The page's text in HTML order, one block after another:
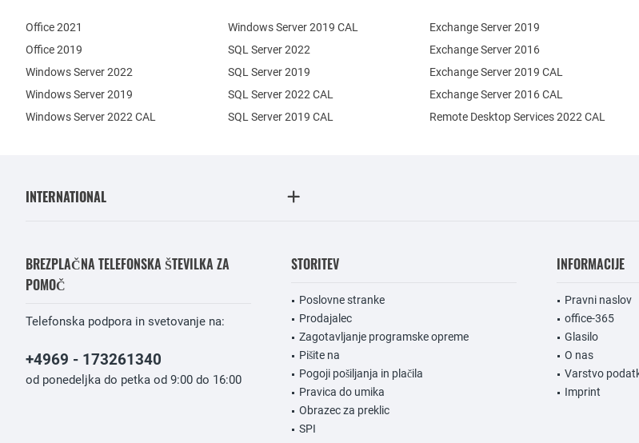
Office 2021
Office 2019
Windows Server 2022
Windows Server 2019
Exchange Server 2019
Exchange Server 2016
SQL Server 2022
SQL Server 2019
Windows Server 2022 CAL
Windows Server 2019 CAL
SQL Server 2022 CAL
SQL Server 2019 CAL
Remote Desktop Services 2022 CAL
Exchange Server 2019 CAL
Exchange Server 2016 CAL
INTERNATIONAL
BREZPLAČNA TELEFONSKA ŠTEVILKA ZA
POMOČ
Telefonska podpora in svetovanje na:
+4969 - 173261340
od ponedeljka do petka od 9:00 do 16:00
STORITEV
Poslovne stranke
Prodajalec
Zagotavljanje programske opreme
Pišite na
Pogoji pošiljanja in plačila
Pravica do umika
Obrazec za preklic
SPI
INFORMACIJE
Pravni naslov
office-365
Glasilo
O nas
Varstvo
Imprint